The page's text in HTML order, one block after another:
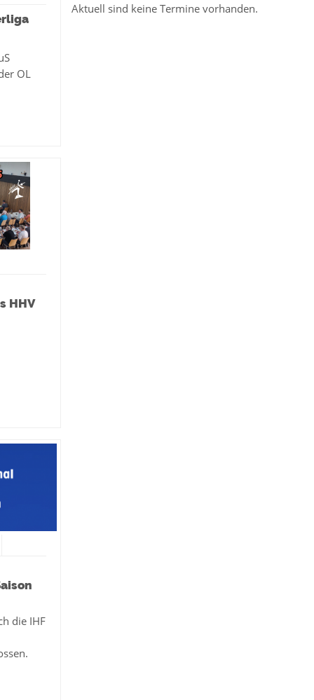
OL
HHV
die IHF
Aktuell sind keine Termine vorhanden.